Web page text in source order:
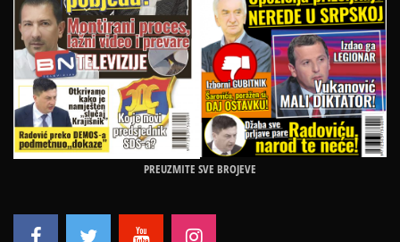
PREUZMITE SVE BROJEVE